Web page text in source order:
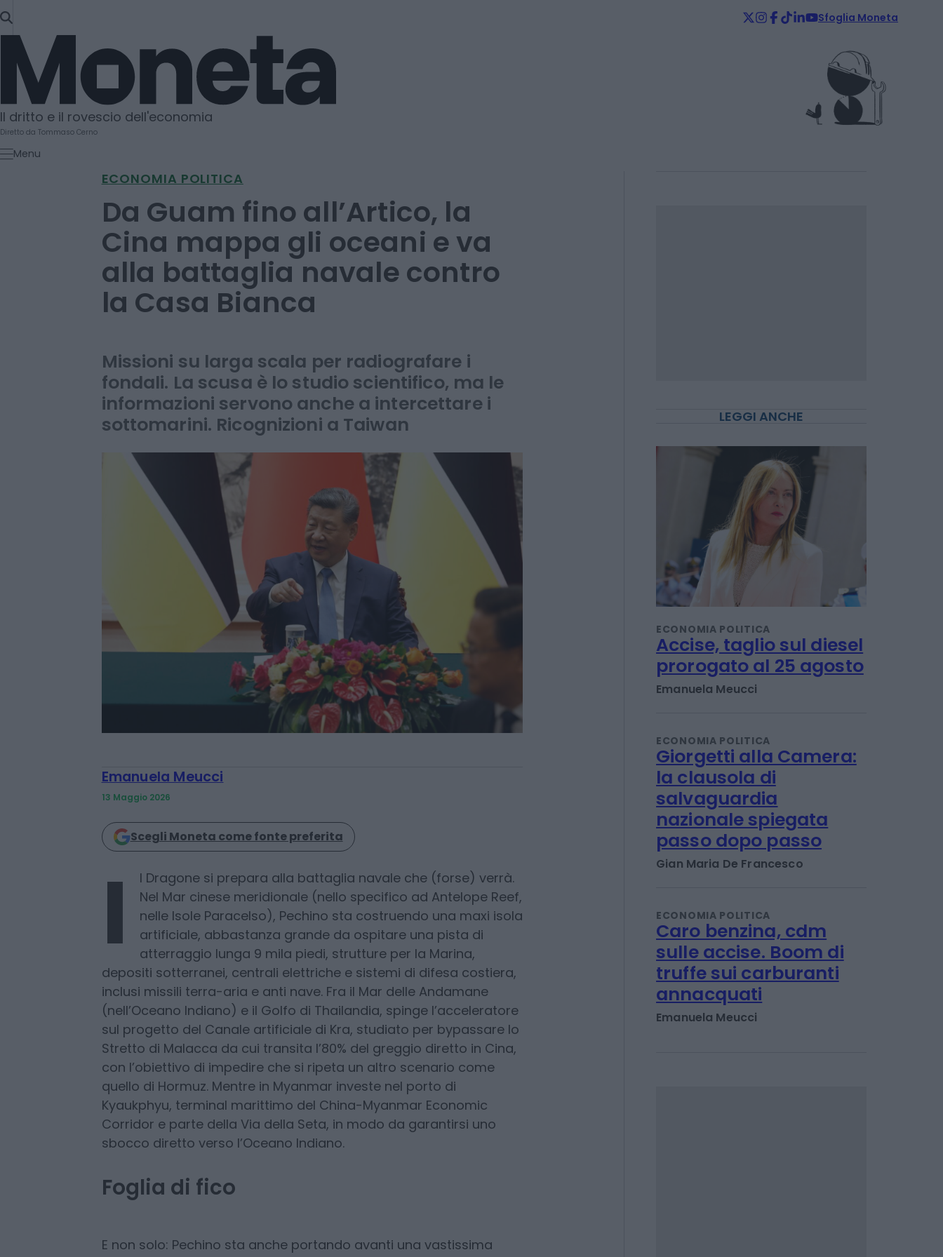
SKIP
TO
CONTENT
Sfoglia Moneta
Moneta
Il dritto e il rovescio dell'economia
Diretto da Tommaso Cerno
Menu
ECONOMIA POLITICA
Da Guam fino all’Artico, la
Cina mappa gli oceani e va
la Casa Bianca
Missioni su larga scala per radiografare i
fondali. La scusa è lo studio scientifico, ma le
informazioni servono anche a intercettare i
sottomarini. Ricognizioni a Taiwan
Emanuela Meucci
Scegli Moneta come fonte preferita
I
l Dragone si prepara alla battaglia navale che (forse) verrà.
Nel Mar cinese meridionale (nello specifico ad Antelope Reef,
nelle Isole Paracelso), Pechino sta costruendo una maxi isola
artificiale, abbastanza grande da ospitare una pista di
atterraggio lunga 9 mila piedi, strutture per la Marina,
depositi sotterranei, centrali elettriche e sistemi di difesa costiera,
inclusi missili terra-aria e anti nave. Fra il Mar delle Andamane
(nell’Oceano Indiano) e il Golfo di Thailandia, spinge l’acceleratore
sul progetto del Canale artificiale di Kra, studiato per bypassare lo
Stretto di Malacca da cui transita l’80% del greggio diretto in Cina,
con l’obiettivo di impedire che si ripeta un altro scenario come
quello di Hormuz. Mentre in Myanmar investe nel porto di
Corridor e parte della Via della Seta, in modo da garantirsi uno
sbocco diretto verso l’Oceano Indiano.
Foglia di fico
LEGGI ANCHE
ECONOMIA POLITICA
Emanuela Meucci
ECONOMIA POLITICA
Giorgetti alla Camera:
la clausola di
salvaguardia
Gian Maria De Francesco
ECONOMIA POLITICA
Caro benzina, cdm
sulle accise. Boom di